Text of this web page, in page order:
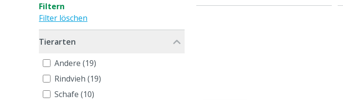
Filtern
Filter löschen
Tierarten
Andere (19)
Rindvieh (19)
Schafe (10)